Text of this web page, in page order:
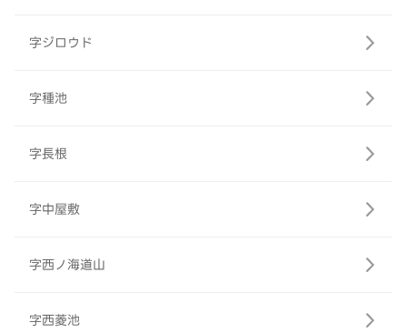
字ジロウド
字種池
字長根
字中屋敷
字西ノ海道山
字西菱池